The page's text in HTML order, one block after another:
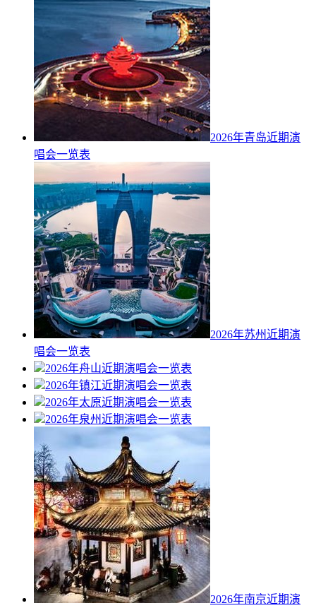
2026年青岛近期演
唱会一览表
2026年苏州近期演
唱会一览表
2026年舟山近期演唱会一览表
2026年镇江近期演唱会一览表
2026年太原近期演唱会一览表
2026年泉州近期演唱会一览表
2026年南京近期演